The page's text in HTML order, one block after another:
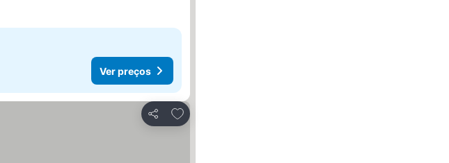
Ver preços
Partilhar
Adicionar aos favoritos